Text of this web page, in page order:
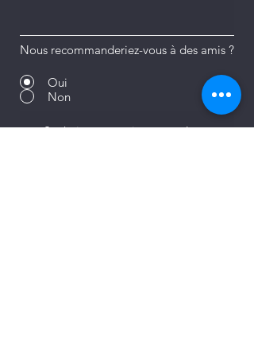
Nous recommanderiez-vous à des amis ?
Oui
Non